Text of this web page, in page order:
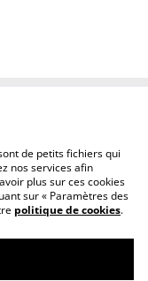
de cookies
de petits fichiers qui
nos services afin
plus sur ces cookies
sur « Paramètres des
politique de cookies.